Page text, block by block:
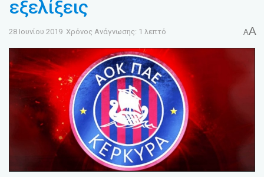
εξελίξεις
28 Ιουνίου 2019 Χρόνος Ανάγνωσης: 1 λεπτό AA